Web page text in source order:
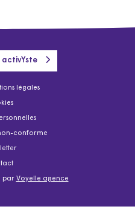
légales
conforme
par Voyelle agence
activYste